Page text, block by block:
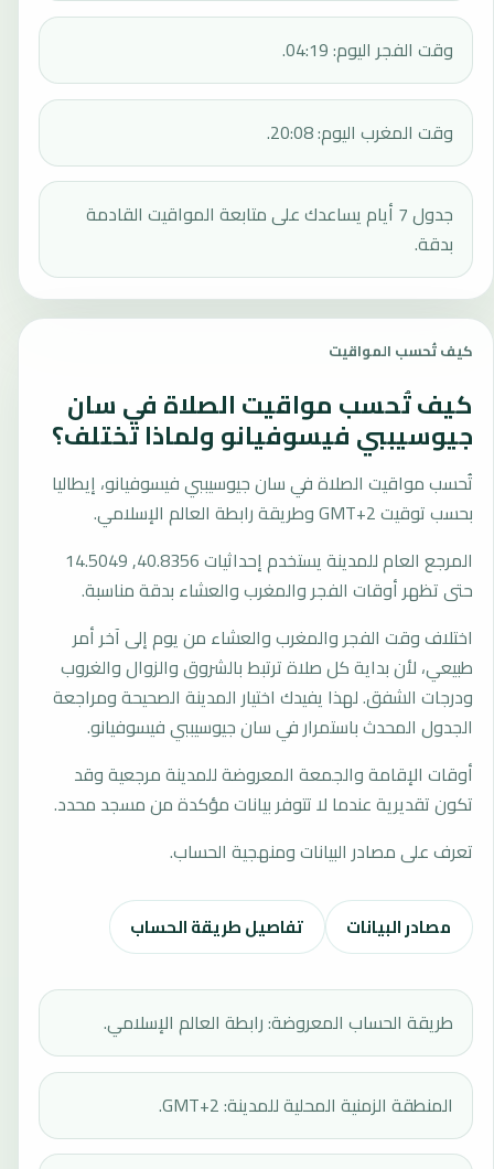
وقت الفجر اليوم: 04:19.
وقت المغرب اليوم: 20:08.
جدول 7 أيام يساعدك على متابعة المواقيت القادمة
بدقة.
كيف تُحسب المواقيت
كيف تُحسب مواقيت الصلاة في سان
جيوسيببي فيسوفيانو ولماذا تختلف؟
تُحسب مواقيت الصلاة في سان جيوسيببي فيسوفيانو، إيطاليا
بحسب توقيت GMT+2 وطريقة رابطة العالم الإسلامي.
المرجع العام للمدينة يستخدم إحداثيات 40.8356, 14.5049
حتى تظهر أوقات الفجر والمغرب والعشاء بدقة مناسبة.
اختلاف وقت الفجر والمغرب والعشاء من يوم إلى آخر أمر
طبيعي، لأن بداية كل صلاة ترتبط بالشروق والزوال والغروب
ودرجات الشفق. لهذا يفيدك اختيار المدينة الصحيحة ومراجعة
الجدول المحدث باستمرار في سان جيوسيببي فيسوفيانو.
أوقات الإقامة والجمعة المعروضة للمدينة مرجعية وقد
تكون تقديرية عندما لا تتوفر بيانات مؤكدة من مسجد محدد.
تعرف على مصادر البيانات ومنهجية الحساب.
مصادر البيانات تفاصيل طريقة الحساب
طريقة الحساب المعروضة: رابطة العالم الإسلامي.
المنطقة الزمنية المحلية للمدينة: GMT+2.